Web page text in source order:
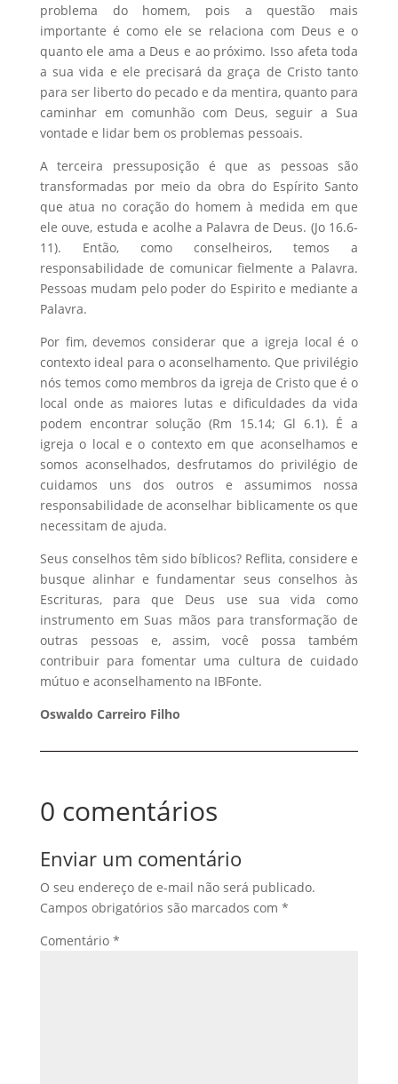
problema do homem, pois a questão mais
importante é como ele se relaciona com Deus e o
quanto ele ama a Deus e ao próximo. Isso afeta toda
a sua vida e ele precisará da graça de Cristo tanto
para ser liberto do pecado e da mentira, quanto para
caminhar em comunhão com Deus, seguir a Sua
vontade e lidar bem os problemas pessoais.
A terceira pressuposição é que as pessoas são
transformadas por meio da obra do Espírito Santo
que atua no coração do homem à medida em que
ele ouve, estuda e acolhe a Palavra de Deus. (Jo 16.6-
11). Então, como conselheiros, temos a
responsabilidade de comunicar fielmente a Palavra.
Pessoas mudam pelo poder do Espirito e mediante a
Palavra.
Por fim, devemos considerar que a igreja local é o
contexto ideal para o aconselhamento. Que privilégio
nós temos como membros da igreja de Cristo que é o
local onde as maiores lutas e dificuldades da vida
podem encontrar solução (Rm 15.14; Gl 6.1). É a
igreja o local e o contexto em que aconselhamos e
somos aconselhados, desfrutamos do privilégio de
cuidamos uns dos outros e assumimos nossa
responsabilidade de aconselhar biblicamente os que
necessitam de ajuda.
Seus conselhos têm sido bíblicos? Reflita, considere e
busque alinhar e fundamentar seus conselhos às
Escrituras, para que Deus use sua vida como
instrumento em Suas mãos para transformação de
outras pessoas e, assim, você possa também
contribuir para fomentar uma cultura de cuidado
mútuo e aconselhamento na IBFonte.
Oswaldo Carreiro Filho
0 comentários
Enviar um comentário
O seu endereço de e-mail não será publicado.
Campos obrigatórios são marcados com *
Comentário *